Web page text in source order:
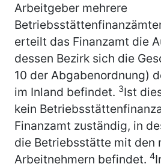
Arbeitgeber mehrere
erteilt das Finanzamt die
dessen Bezirk sich die
10 der Abgabenordnung)
im Inland befindet. 3Ist
kein
Finanzamt zuständig, in
die Betriebsstätte mit den
Arbeitnehmern befindet. 4